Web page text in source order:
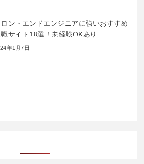
ロントエンドエンジニアに強いおすすめ
サイト18選！未経験OKあり
年1月7日